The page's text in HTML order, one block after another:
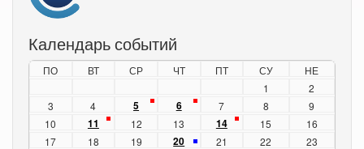
Календарь событий
ПО ВТ СР ЧТ ПТ СУ
НЕ
1
2
3
4 5 6 7 8
9
10
11 12 13 14 15
16
17
18 19 20 21 22
23